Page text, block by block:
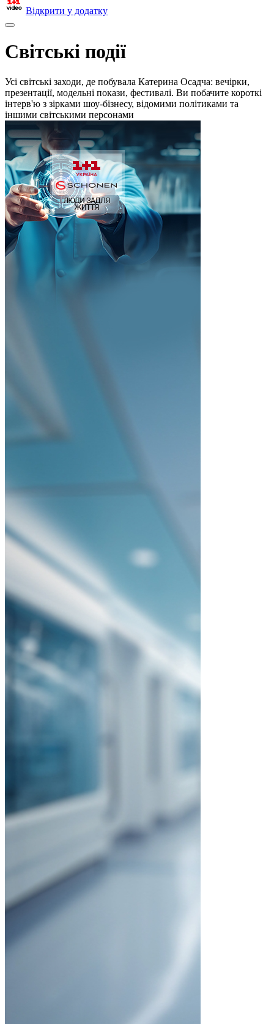
Відкрити у додатку
Світські події
Усі світські заходи, де побувала Катерина Осадча: вечірки,
презентації, модельні покази, фестивалі. Ви побачите короткі
інтерв'ю з зірками шоу-бізнесу, відомими політиками та
іншими світськими персонами